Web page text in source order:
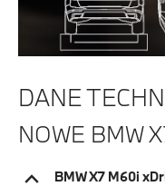
DANE
NOWE BMW
BMW X7 M60i